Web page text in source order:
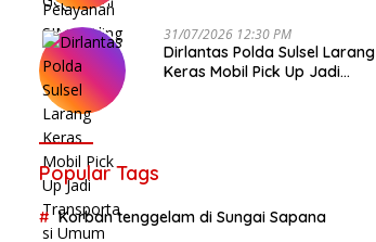
31/07/2026 12:30 PM
Dirlantas Polda Sulsel Larang
Keras Mobil Pick Up Jadi
Popular Tags
Korban tenggelam di Sungai Sapana